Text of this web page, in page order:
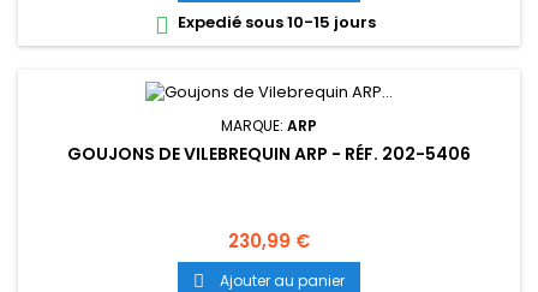
 Expedié sous 10-15 jours
MARQUE: ARP
GOUJONS DE VILEBREQUIN ARP - RÉF. 202-5406
Prix
230,99 €
 Ajouter au panier